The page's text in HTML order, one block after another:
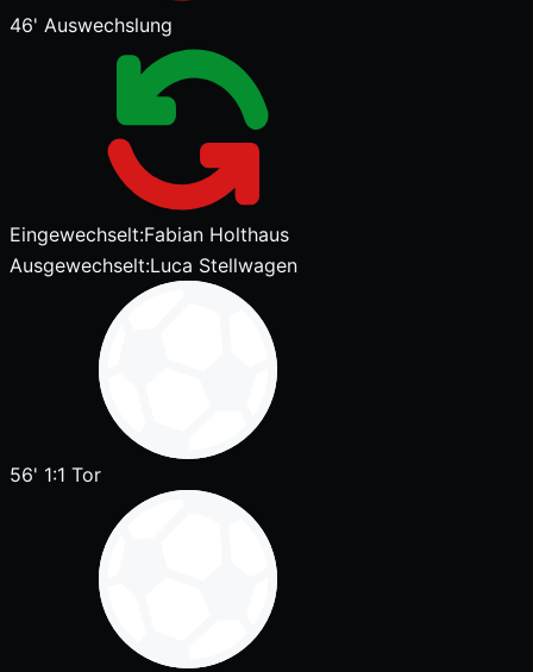
46' Auswechslung
Eingewechselt:Fabian Holthaus
Ausgewechselt:Luca Stellwagen
56' 1:1 Tor